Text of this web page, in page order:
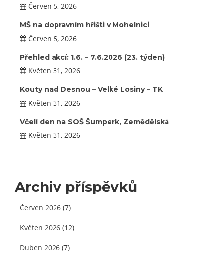
Červen 5, 2026
MŠ na dopravním hřišti v Mohelnici
Červen 5, 2026
Přehled akcí: 1.6. – 7.6.2026 (23. týden)
Květen 31, 2026
Kouty nad Desnou – Velké Losiny – TK
Květen 31, 2026
Včelí den na SOŠ Šumperk, Zemědělská
Květen 31, 2026
Archiv příspěvků
Červen 2026 (7)
Květen 2026 (12)
Duben 2026 (7)